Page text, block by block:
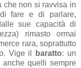
che non si ravvisa in
fare e di parlare,
sue capacità di
rimasto ormai
rara, soprattutto
Vige il
baratto: un
quelli sempre